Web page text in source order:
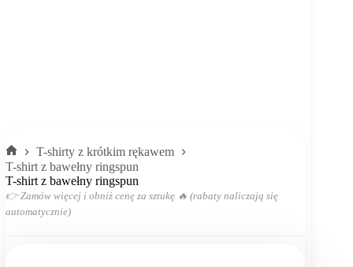
Strona
główna
T-shirty z krótkim rękawem
T-shirt z bawełny ringspun
T-shirt z bawełny ringspun
👉 Zamów więcej i obniż cenę za sztukę 🔥 (rabaty naliczają się
automatycznie)